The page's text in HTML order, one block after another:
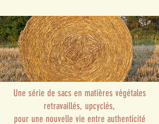
Une série de sacs en matières végétales
retravaillés, upcyclés,
pour une nouvelle vie entre authenticité